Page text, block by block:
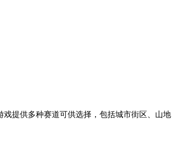
戏提供多种赛道可供选择，包括城市街区、山地